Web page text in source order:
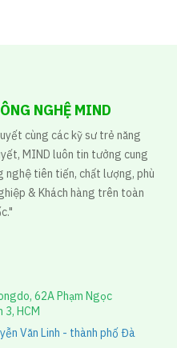
NGHỆ MIND
cùng các kỹ sư trẻ năng
MIND luôn tin tưởng cung
nghệ tiên tiến, chất lượng, phù
& Khách hàng trên toàn
62A Phạm Ngọc
3, HCM
Văn Linh - thành phố Đà